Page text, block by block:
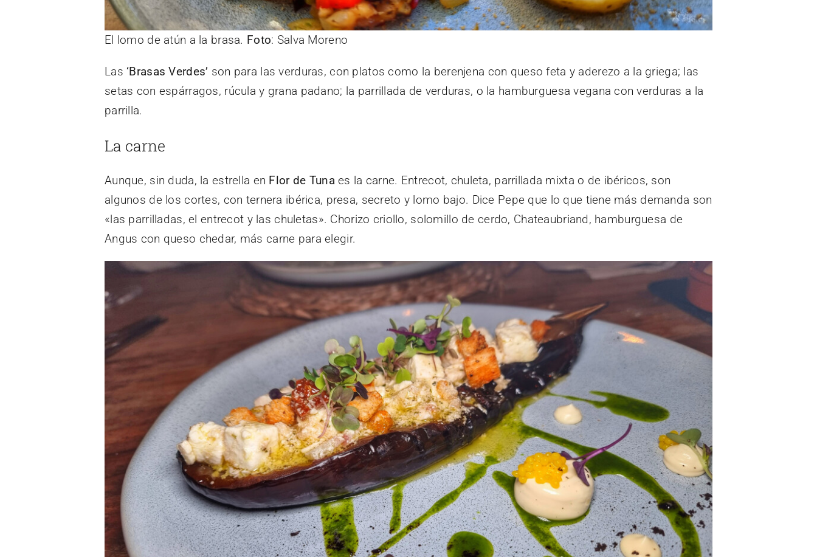
El lomo de atún a la brasa. Foto: Salva Moreno
Las ‘Brasas Verdes’ son para las verduras, con platos como la berenjena con queso feta y aderezo a la griega; las
setas con espárragos, rúcula y grana padano; la parrillada de verduras, o la hamburguesa vegana con verduras a la
parrilla.
La carne
Aunque, sin duda, la estrella en Flor de Tunaes la carne. Entrecot, chuleta, parrillada mixta o de ibéricos, son
algunos de los cortes, con ternera ibérica, presa, secreto y lomo bajo. Dice Pepe que lo que tiene más demanda son
«las parrilladas, el entrecot y las chuletas». Chorizo criollo, solomillo de cerdo, Chateaubriand, hamburguesa de
Angus con queso chedar, más carne para elegir.